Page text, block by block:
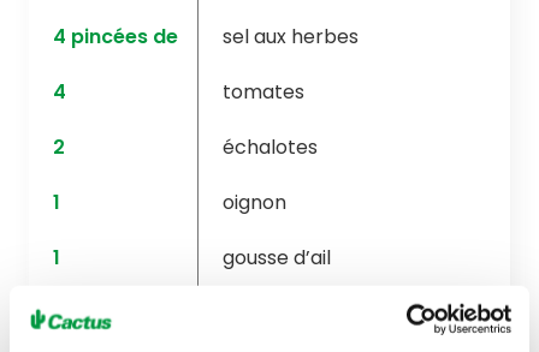
4 pincées de
sel aux herbes
4
tomates
2
échalotes
1
oignon
1
gousse d’ail
2c.à.s